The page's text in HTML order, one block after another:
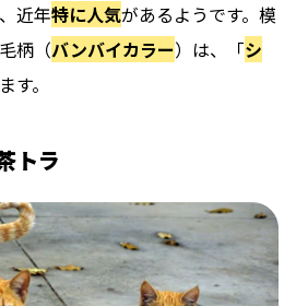
近年特に人気があるようです。模
柄（バンバイカラー）は、「シ
す。
トラ